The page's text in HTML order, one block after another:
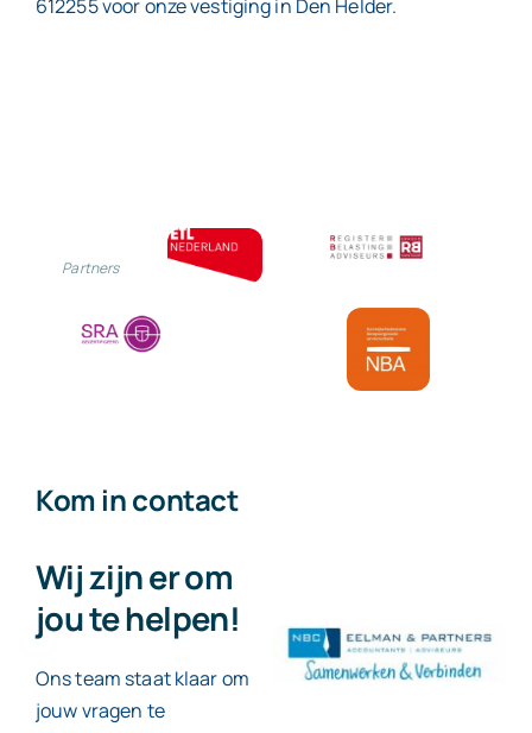
612255 voor onze vestiging in Den Helder.
Partners
Kom in contact
Wij zijn er om
jou te helpen!
Ons team staat klaar om
jouw vragen te